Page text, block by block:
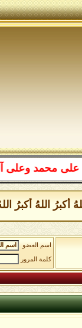
محمد وعلى آل
أكبرُ اللهُ أكبرُ
اسم العضو
كلمة المرور